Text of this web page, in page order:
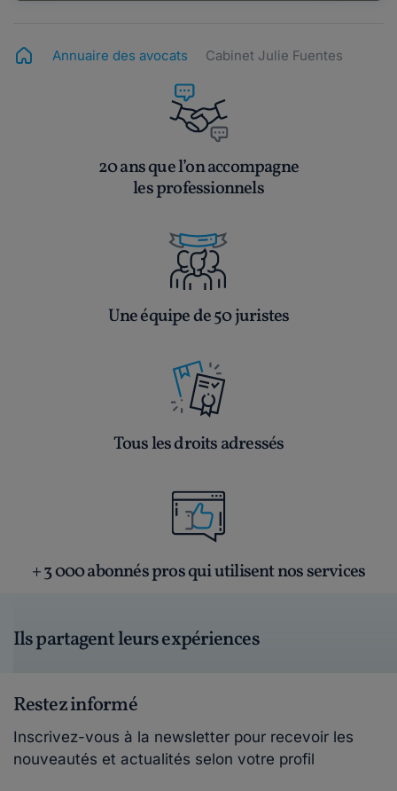
Annuaire des avocats Cabinet Julie Fuentes
20 ans que l’on accompagne
les professionnels
Une équipe de 50 juristes
Tous les droits adressés
+ 3 000 abonnés pros qui utilisent nos services
Ils partagent leurs expériences
Restez informé
Inscrivez-vous à la newsletter pour recevoir les
nouveautés et actualités selon votre profil